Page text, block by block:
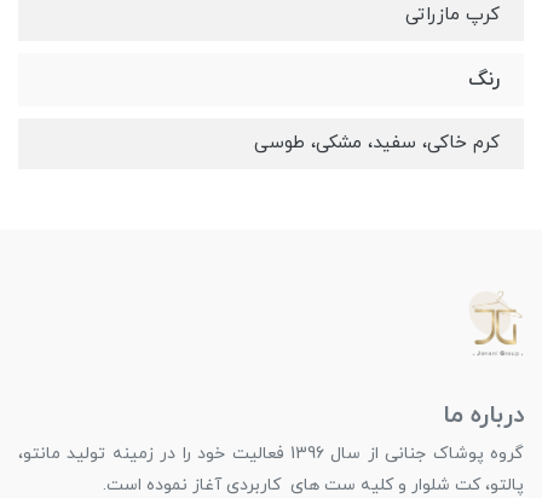
کرپ مازراتی
رنگ
کرم خاکی، سفید، مشکی، طوسی
درباره ما
گروه پوشاک جنانی از سال 1396 فعالیت خود را در زمینه تولید مانتو،
پالتو، کت شلوار و کلیه ست های کاربردی آغاز نموده است.